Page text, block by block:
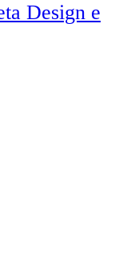
Design e